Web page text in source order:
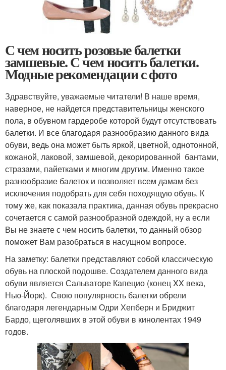
С чем носить розовые балетки
замшевые. С чем носить балетки.
Модные рекомендации с фото
Здравствуйте, уважаемые читатели! В наше время,
наверное, не найдется представительницы женского
пола, в обувном гардеробе которой будут отсутствовать
балетки. И все благодаря разнообразию данного вида
обуви, ведь она может быть яркой, цветной, однотонной,
кожаной, лаковой, замшевой, декорированной бантами,
стразами, пайетками и многим другим. Именно такое
разнообразие балеток и позволяет всем дамам без
исключения подобрать для себя походящую обувь. К
тому же, как показала практика, данная обувь прекрасно
сочетается с самой разнообразной одеждой, ну а если
Вы не знаете с чем носить балетки, то данный обзор
поможет Вам разобраться в насущном вопросе.
На заметку: балетки представляют собой классическую
обувь на плоской подошве. Создателем данного вида
обуви является Сальваторе Капецио (конец XX века,
Нью-Йорк). Свою популярность балетки обрели
благодаря легендарным Одри Хепберн и Бриджит
Бардо, щеголявших в этой обуви в кинолентах 1949
годов.